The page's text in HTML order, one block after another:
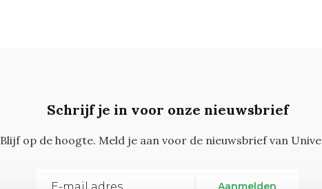
Schrijf je in voor onze nieuwsbrief
Blijf op de hoogte. Meld je aan voor de nieuwsbrief van
Aanmelden